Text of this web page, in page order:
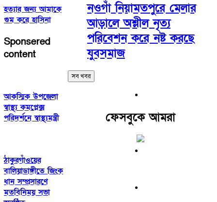
হত্যার জন্য আমাকে
গুম করে হাসিনা
Sponsered
content
আকস্মিক উপজেলা
স্বাস্থ্য কমপ্লেক্স
পরিদর্শনে স্বাস্থ্যমন্ত্রী
ঠাকুরগাঁওয়ের
বালিয়াডাঙ্গীতে জিংক
ধান সম্প্রসারণে
মতবিনিময় সভা
নওগাঁ নিয়ামতপুরে মেলার
আড়ালে অশ্লীল নৃত্য
পরিবেশন করে নষ্ট করছে
যুবসমাজ
সব খবর
ফেসবুকে আমরা